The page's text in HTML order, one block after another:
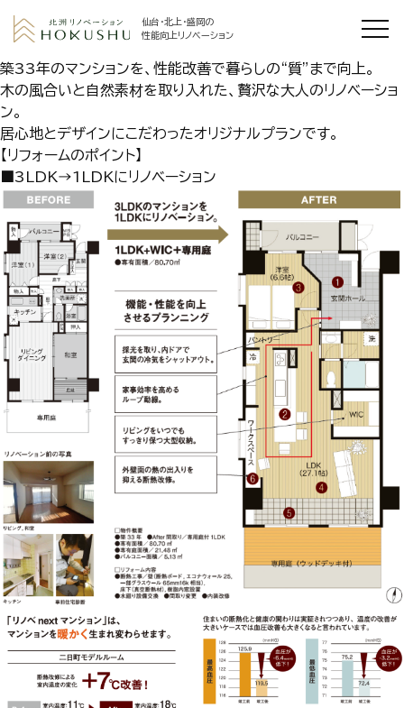
仙台・北上・盛岡の
性能向上リノベーション
築33年のマンションを、性能改善で暮らしの“質”まで向上。
木の風合いと自然素材を取り入れた、贅沢な大人のリノベーショ
ン。
居心地とデザインにこだわったオリジナルプランです。
【リフォームのポイント】
■3LDK→1LDKにリノベーション